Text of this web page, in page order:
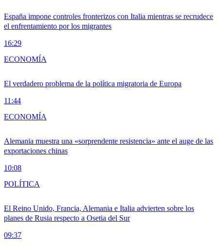
España impone controles fronterizos con Italia mientras se recrudece
el enfrentamiento por los migrantes
16:29
El verdadero problema de la política migratoria de Europa
11:44
ECONOMÍA
Alemania muestra una «sorprendente resistencia» ante el auge de las
exportaciones chinas
10:08
ECONOMÍA
El Reino Unido, Francia, Alemania e Italia advierten sobre los
planes de Rusia respecto a Osetia del Sur
09:37
POLÍTICA